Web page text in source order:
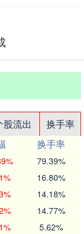
股流出
换手率
换手率
79.39%
16.80%
14.18%
14.77%
5.62%